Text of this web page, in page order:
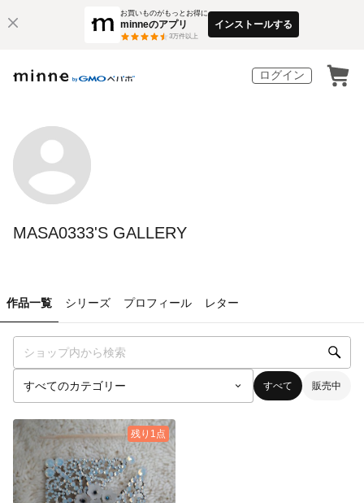
お買いものがもっとお得に
minneのアプリ
3万件以上
インストールする
ログイン
MASA0333'S GALLERY
作品一覧 シリーズ プロフィール レター
すべて 販売中
残り1点